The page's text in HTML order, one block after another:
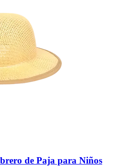
de Paja para Niños